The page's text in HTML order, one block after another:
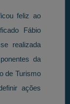
feliz ao
Fábio
realizada
da
de Turismo
ações